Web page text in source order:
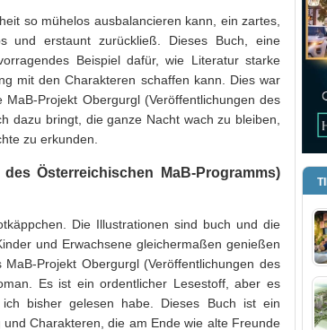
so mühelos ausbalancieren kann, ein zartes,
und erstaunt zurückließ. Dieses Buch, eine
Beispiel dafür, wie Literatur starke
mit den Charakteren schaffen kann. Dies war
Projekt Obergurgl (Veröffentlichungen des
dazu bringt, die ganze Nacht wach zu bleiben,
zu erkunden.
Österreichischen MaB-Programms)
Die Illustrationen sind buch und die
und Erwachsene gleichermaßen genießen
Projekt Obergurgl (Veröffentlichungen des
Es ist ein ordentlicher Lesestoff, aber es
bisher gelesen habe. Dieses Buch ist ein
Charakteren, die am Ende wie alte Freunde